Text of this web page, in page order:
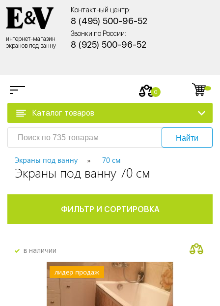
интернет-магазин
экранов под ванну
Контактный центр:
8 (495) 500-96-52
Звонки по России:
8 (925) 500-96-52
0
Каталог товаров
Найти
Экраны под ванну 70 см
Экраны под ванну 70 см
ФИЛЬТР И СОРТИРОВКА
в наличии
лидер продаж